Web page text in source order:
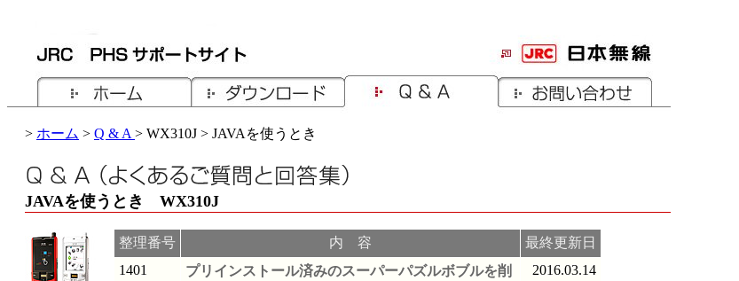
> ホーム > Q & A > WX310J > JAVAを使うとき
JAVAを使うとき WX310J
整理番号 内 容
最終更新日
1401
プリインストール済みのスーパーパズルボブルを削
2016.03.14